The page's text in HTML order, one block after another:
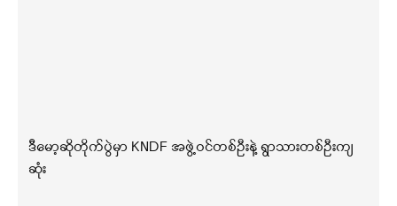
ဒီမော့ဆိုတိုက်ပွဲမှာ KNDF အဖွဲ့ဝင်တစ်ဦးနဲ့ ရွာသားတစ်ဦးကျ
ဆုံး